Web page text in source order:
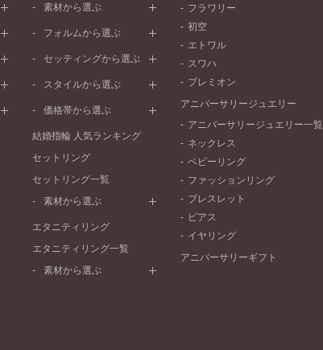
素材から選ぶ
プラチナ
ピンクゴールド
ペールブラウンゴールド
フォルムから選ぶ
ストレートライン
V字ライン
セッティングから選ぶ
プレーン
セベラルメレ
ラインメレ
スタイルから選ぶ
シンプル
モード
エレガント
ゴージャス
価格帯から選ぶ
50万円～
20万円～30万円
10万円～20万円
結婚指輪 人気ランキング
セットリング
セットリング一覧
素材から選ぶ
プラチナ
ペールブラウンゴールド
エタニティリング
エタニティリング一覧
素材から選ぶ
フラワリー
初空
エトワル
スワハ
プレミオン
アニバーサリージュエリー
アニバーサリージュエリー一覧
ネックレス
ベビーリング
ファッションリング
ブレスレット
ピアス
イヤリング
アニバーサリーギフト